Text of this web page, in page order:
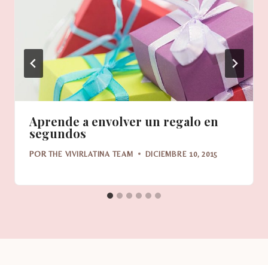
Aprende a envolver un regalo en
segundos
POR THE VIVIRLATINA TEAM DICIEMBRE 10, 2015